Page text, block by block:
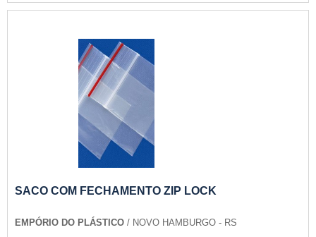
SACO COM FECHAMENTO ZIP LOCK
EMPÓRIO DO PLÁSTICO / NOVO HAMBURGO - RS